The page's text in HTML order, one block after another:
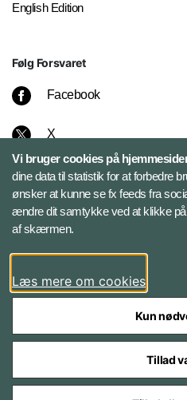
English Edition
Følg Forsvaret
Facebook
X
Instagram
Bluesky
LinkedIn
Styrelser og myndigheder
Vi bruger cookies på
dine data til statistik for at forbedre
ønsker at kunne se fx feeds fra
ændre dit samtykke ved at klikke
af skærmen.
Læs mere om cookies
Kun
Tillad